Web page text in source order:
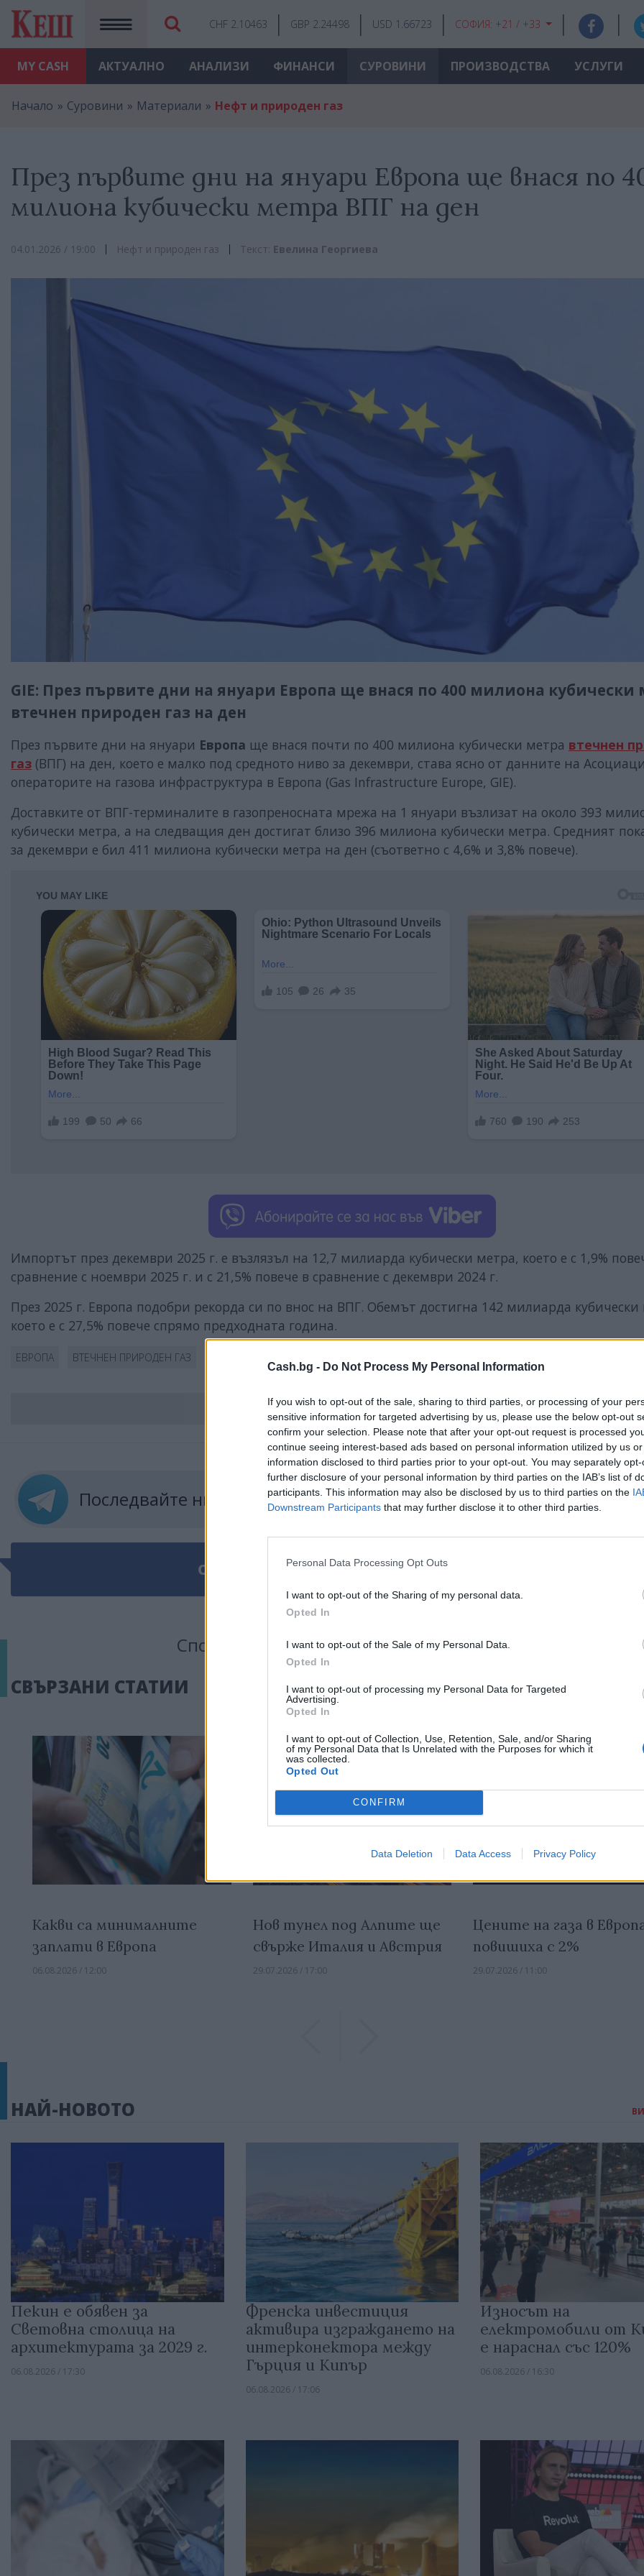
Cash.bg - Do Not Process My Personal Information
If you wish to opt-out of the sale, sharing to third parties, or processing of your
sensitive information for targeted advertising by us, please use the below opt-out
confirm your selection. Please note that after your opt-out request is processed
continue seeing interest-based ads based on personal information utilized by us
information disclosed to third parties prior to your opt-out. You may separately
further disclosure of your personal information by third parties on the IAB’s list of
participants. This information may also be disclosed by us to third parties on the
Downstream Participants that may further disclose it to other third parties.
Personal Data Processing Opt Outs
I want to opt-out of the Sharing of my personal data.
Opted In
I want to opt-out of the Sale of my Personal Data.
Opted In
I want to opt-out of processing my Personal Data for Targeted
Advertising.
Opted In
I want to opt-out of Collection, Use, Retention, Sale, and/or Sharing
of my Personal Data that Is Unrelated with the Purposes for which it
was collected.
Opted Out
CONFIRM
Data Deletion Data Access Privacy Policy
MY CASH
CHF 2.10463 GBP 2.24498 USD 1.66723 СОФИЯ: +21 / +33
АКТУАЛНО АНАЛИЗИ ФИНАНСИ СУРОВИНИ ПРОИЗВОДСТВА УСЛУГИ
Начало Суровини Материали Нефт и природен газ
През първите дни на януари Европа ще внася по
милиона кубически метра ВПГ на ден
04.01.2026 / 19:00 Нефт и природен газ Текст: Евелина Георгиева
GIE: През първите дни на януари Европа ще внася по 400 милиона кубически
втечнен природен газ на ден
През първите дни на януари Европа ще внася почти по 400 милиона кубически метра втечнен
газ (ВПГ) на ден, което е малко под средното ниво за декември, става ясно от данните на
операторите на газова инфраструктура в Европа (Gas Infrastructure Europe, GIE).
Доставките от ВПГ-терминалите в газопреносната мрежа на 1 януари възлизат на около 393
кубически метра, а на следващия ден достигат близо 396 милиона кубически метра. Средният
за декември е бил 411 милиона кубически метра на ден (съответно с 4,6% и 3,8% повече).
Импортът през декември 2025 г. е възлязъл на 12,7 милиарда кубически метра, което е с 1,9%
сравнение с ноември 2025 г. и с 21,5% повече в сравнение с декември 2024 г.
През 2025 г. Европа подобри рекорда си по внос на ВПГ. Обемът достигна 142 милиарда кубически
което е с 27,5% повече спрямо предходната година.
ЕВРОПА ВТЕЧНЕН ПРИРОДЕН ГАЗ
ВСИЧКИ НОВИНИ »
Последвайте ни в ТЕЛЕГРАМ Последвайте ни във
ОЩЕ ПО ТЕМАТАВЪВ facebook
Сподели тази статия в:
СВЪРЗАНИ СТАТИИ
Какви са минималните
заплати в Европа
06.08.2026 / 12:00
Нов тунел под Алпите ще
свърже Италия и Австрия
29.07.2026 / 17:00
Цените на газа в
повишиха с 2%
29.07.2026 / 11:00
НАЙ-НОВОТО
Пекин е обявен за
Световна столица на
архитектурата за 2029 г.
06.08.2026 / 17:30
Френска инвестиция
активира изграждането на
интерконектора между
Гърция и Кипър
06.08.2026 / 17:06
Износът на
електромобили от
е нараснал със 120%
06.08.2026 / 16:30